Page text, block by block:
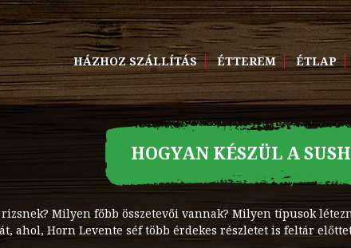
HÁZHOZ SZÁLLÍTÁS
ÉTTEREM ÉTLAP
HOGYAN KÉSZÜL A
Milyen főbb összetevői vannak? Milyen típusok
ahol, Horn Levente séf több érdekes részletet is feltár